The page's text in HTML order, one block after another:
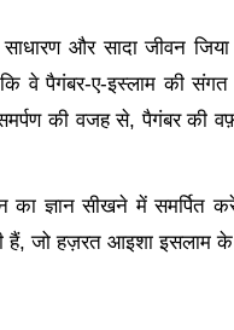
और सादा जीवन
वे पैगंबर-ए-इस्लाम की
की वजह से, पैगंबर की
ज्ञान सीखने में समर्पित
जो हज़रत आइशा इसलाम के